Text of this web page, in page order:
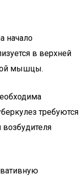
начало
в верхней
мышцы.
требуются